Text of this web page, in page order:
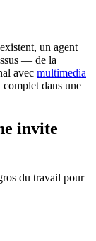
un agent
— de la
avec multimedia
dans une
invite
du travail pour